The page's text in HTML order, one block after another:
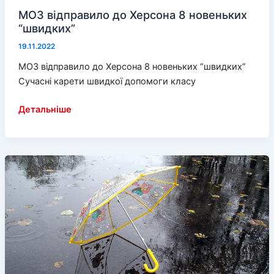
МОЗ відправило до Херсона 8 новеньких
“швидких”
19.11.2022
МОЗ відправило до Херсона 8 новеньких “швидких”
Сучасні карети швидкої допомоги класу
МОЗ
Херсона
8
новеньких
“швидких”
Детальніше